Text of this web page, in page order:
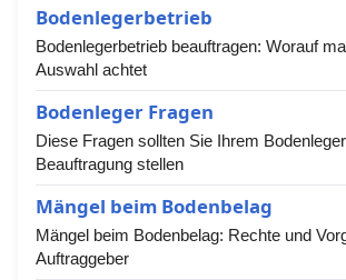
Bodenlegerbetrieb
Bodenlegerbetrieb beauftragen: Worauf
Auswahl achtet
Bodenleger Fragen
Diese Fragen sollten Sie Ihrem
Beauftragung stellen
Mängel beim Bodenbelag
Mängel beim Bodenbelag: Rechte und
Auftraggeber